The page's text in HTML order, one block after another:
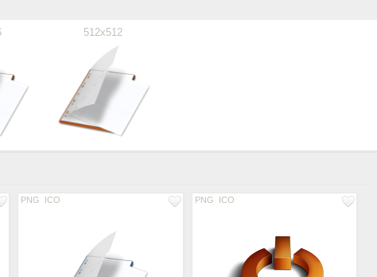
512x512
PNG ICO PNG ICO